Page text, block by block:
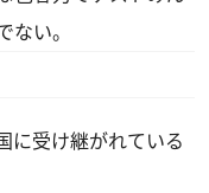
い。
に受け継がれている